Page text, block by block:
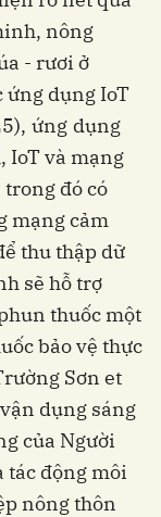
nông
- rươi ở
ứng dụng IoT
ứng dụng
IoT và mạng
đó có
mạng cảm
thu thập dữ
sẽ hỗ trợ
thuốc một
bảo vệ thực
Sơn et
dụng sáng
của Người
tác động môi
nông thôn